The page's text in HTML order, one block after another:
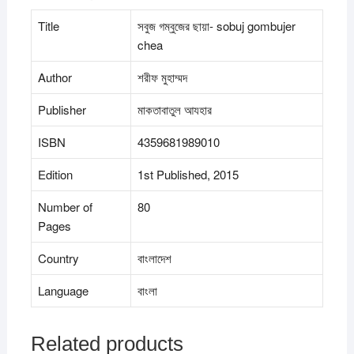
Title
সবুজ গম্বুজের ছায়া- sobuj gombujer
chea
Author
শরীফ মুহাম্মদ
Publisher
মাকতাবাতুল আযহার
ISBN
4359681989010
Edition
1st Published, 2015
Number of
Pages
80
Country
বাংলাদেশ
Language
বাংলা
Related products